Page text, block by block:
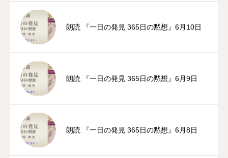
朗読 『一日の発見 365日の黙想』6月10日
朗読 『一日の発見 365日の黙想』6月9日
朗読 『一日の発見 365日の黙想』6月8日